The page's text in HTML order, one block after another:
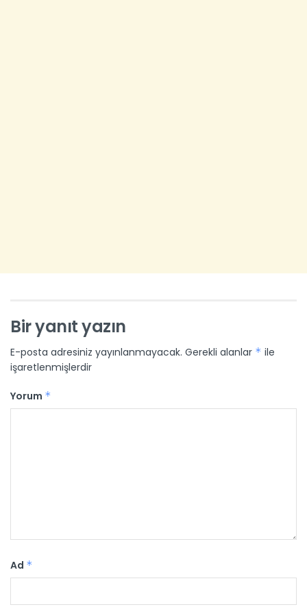
Bir yanıt yazın
E-posta adresiniz yayınlanmayacak. Gerekli alanlar * ile
işaretlenmişlerdir
Yorum *
Ad *